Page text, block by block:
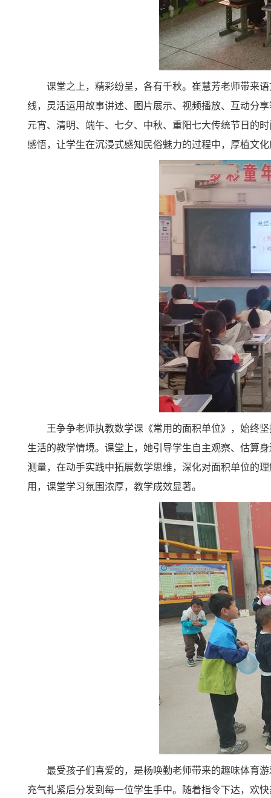
课堂之上，精彩纷呈，各有千秋。崔慧芳老师带来
线，灵活运用故事讲述、图片展示、视频播放、互动分
元宵、清明、端午、七夕、中秋、重阳七大传统节日的
感悟，让学生在沉浸式感知民俗魅力的过程中，厚植文
王争争老师执教数学课《常用的面积单位》，始终
生活的教学情境。课堂上，她引导学生自主观察、估算
测量，在动手实践中拓展数学思维，深化对面积单位的
用，课堂学习氛围浓厚，教学成效显著。
最受孩子们喜爱的，是杨唤勤老师带来的趣味体育
充气扎紧后分发到每一位学生手中。随着指令下达，欢